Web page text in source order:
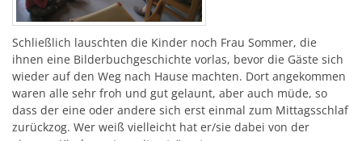
Schließlich lauschten die Kinder noch Frau Sommer, die
ihnen eine Bilderbuchgeschichte vorlas, bevor die Gäste sich
wieder auf den Weg nach Hause machten. Dort angekommen
waren alle sehr froh und gut gelaunt, aber auch müde, so
dass der eine oder andere sich erst einmal zum Mittagsschlaf
zurückzog. Wer weiß vielleicht hat er/sie dabei von der